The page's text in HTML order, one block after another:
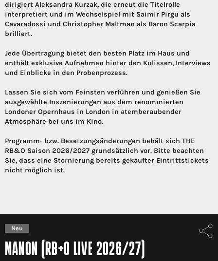
dirigiert Aleksandra Kurzak, die erneut die Titelrolle
interpretiert und im Wechselspiel mit Saimir Pirgu als
Cavaradossi und Christopher Maltman als Baron Scarpia
brilliert.
Jede Übertragung bietet den besten Platz im Haus und
enthält exklusive Aufnahmen hinter den Kulissen, Interviews
und Einblicke in den Probenprozess.
Lassen Sie sich vom Feinsten verführen und genießen Sie
ausgewählte Inszenierungen aus dem renommierten
Londoner Opernhaus in London in atemberaubender
Atmosphäre bei uns im Kino.
Programm- bzw. Besetzungsänderungen behält sich THE
RB&O Saison 2026/2027 grundsätzlich vor. Bitte beachten
Sie, dass eine Stornierung bereits gekaufter Eintrittstickets
nicht möglich ist.
Neu
MANON (RB+O LIVE 2026/27)